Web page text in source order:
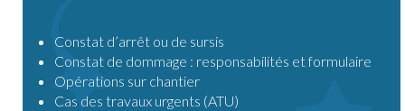
Constat d’arrêt ou de sursis
Constat de dommage : responsabilités et formulaire
Opérations sur chantier
Cas des travaux urgents (ATU)